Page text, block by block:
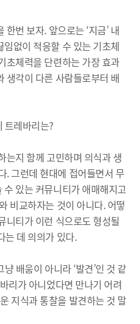
번 보자. 앞으로는 ‘지금’ 내
없이 적응할 수 있는 기초체
초체력을 단련하는 가장 효과
생각이 다른 사람들로부터 배
트레바리는?
는지 함께 고민하며 의식과 생
. 그런데 현대에 접어들면서 무
있는 커뮤니티가 애매해지고
비교하자는 것이 아니다. 어떻
니티가 이런 식으로도 형성될
는 데 의의가 있다.
배움이 아니라 ‘발견’인 것 같
리가 아니었다면 만나기 어려
지식과 통찰을 발견하는 것 말